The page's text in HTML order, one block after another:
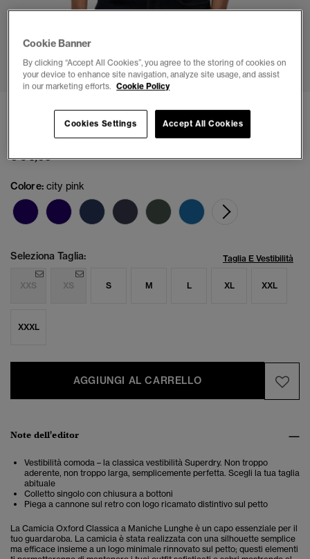
Camicia Oxford Classica a Maniche Lunghe
€ 64,99
Colore: city pink
Seleziona Taglia: Taglia E Vestibilità
XXS XS S M L XL XXL
XXXL
AGGIUNGI AL CARRELLO
Note dell'editor
Vestibilità comoda – la classica vestibilità Superdry. Non troppo
aderente, non troppo larga, semplicemente perfetta. Scegli la tua taglia
abituale
Colletto singolo con chiusura a bottoni
Piega a cannone sul retro con logo ricamato distintivo sul petto
La Camicia Oxford Classica a Maniche Lunghe è un capo essenziale per il
tuo guardaroba. La camicia è stata realizzata con una silhouette semplice
ma efficace insieme a un logo minimale rinnovato sul petto; questi elementi
Cookie Banner
By clicking “Accept All Cookies”, you agree to the storing of cookies on
your device to enhance site navigation, analyze site usage, and assist
in our marketing efforts. Cookie Policy
Cookies Settings Accept All Cookies